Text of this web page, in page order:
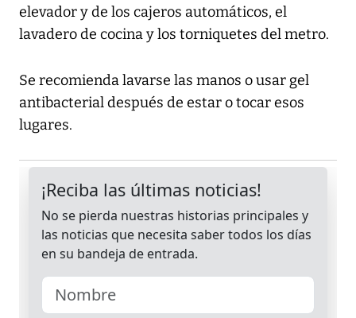
elevador y de los cajeros automáticos, el
lavadero de cocina y los torniquetes del metro.
Se recomienda lavarse las manos o usar gel
antibacterial después de estar o tocar esos
lugares.